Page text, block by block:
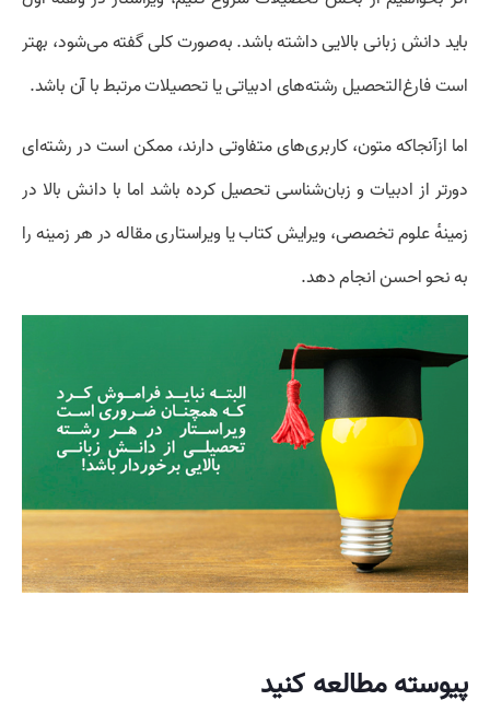
باید دانش زبانی بالایی داشته باشد. به‌صورت کلی گفته می‌شود، بهتر
است فارغ‌التحصیل رشته‌های ادبیاتی یا تحصیلات مرتبط با آن باشد.
اما ازآنجاکه متون، کاربری‌های متفاوتی دارند، ممکن است در رشته‌ای
دورتر از ادبیات و زبان‌شناسی تحصیل کرده باشد اما با دانش بالا در
زمینهٔ علوم تخصصی، ویرایش کتاب یا ویراستاری مقاله در هر زمینه را
به نحو احسن انجام دهد.
پیوسته مطالعه کنید